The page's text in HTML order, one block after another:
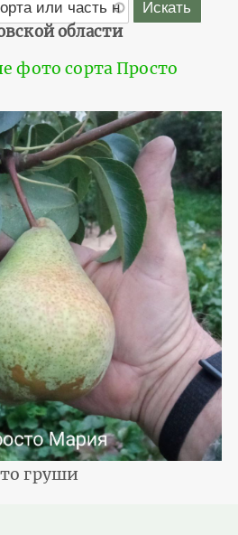
области
фото сорта Просто
груши